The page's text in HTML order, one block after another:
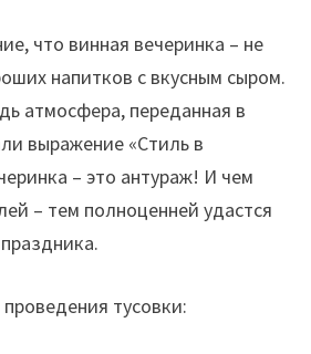
что винная вечеринка – не
напитков с вкусным сыром.
атмосфера, переданная в
выражение «Стиль в
– это антураж! И чем
– тем полноценней удастся
тусовки: